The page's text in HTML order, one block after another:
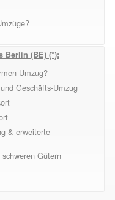
Berlin (BE) (*):
Umzug?
Geschäfts-Umzug
& erweiterte
Gütern